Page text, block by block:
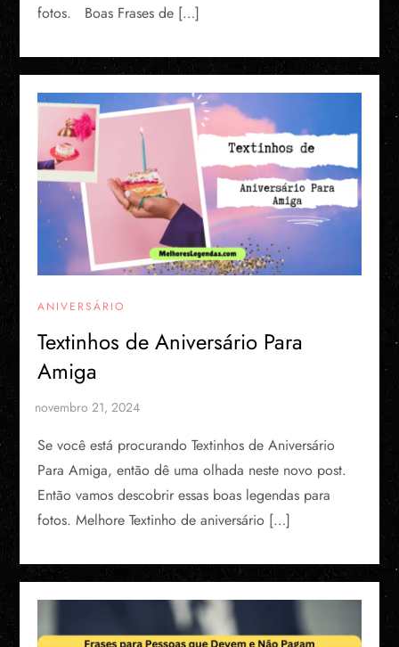
fotos. Boas Frases de […]
ANIVERSÁRIO
Textinhos de Aniversário Para
Amiga
Se você está procurando Textinhos de Aniversário
Para Amiga, então dê uma olhada neste novo post.
Então vamos descobrir essas boas legendas para
fotos. Melhore Textinho de aniversário […]